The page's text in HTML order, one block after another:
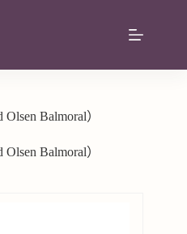
Balmoral）
Balmoral）